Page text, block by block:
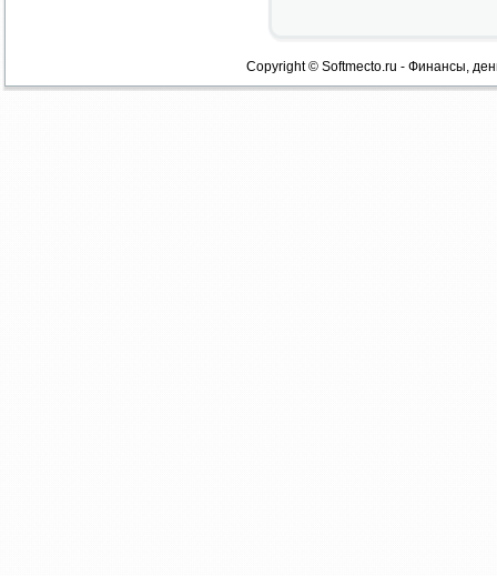
Copyright © Softmecto.ru - Финансы,